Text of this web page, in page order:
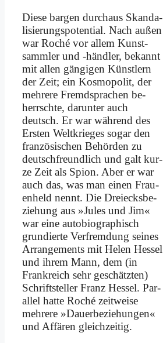
Die­se bar­gen durch­aus Skan­da­
li­sie­rungs­po­ten­ti­al. Nach au­ßen
war Ro­ché vor al­lem Kunst­
samm­ler und ‑händ­ler, be­kannt
mit al­len gän­gi­gen Künst­lern
der Zeit; ein Kos­mo­po­lit, der
meh­re­re Fremd­spra­chen be­
herrsch­te, dar­un­ter auch
deutsch. Er war wäh­rend des
Er­sten Welt­krie­ges so­gar den
fran­zö­si­schen Be­hör­den zu
deutsch­freund­lich und galt kur­
ze Zeit als Spi­on. Aber er war
auch das, was man ei­nen Frau­
en­held nennt. Die Drei­ecks­be­
zie­hung aus »Ju­les und Jim«
war ei­ne au­to­bio­gra­phisch
grun­dier­te Ver­frem­dung sei­nes
Ar­ran­ge­ments mit He­len Hes­sel
und ih­rem Mann, dem (in
Frank­reich sehr ge­schätz­ten)
Schrift­stel­ler Franz Hes­sel. Par­
al­lel hat­te Ro­ché zeit­wei­se
meh­re­re »Dau­er­be­zie­hun­gen«
und Af­fä­ren gleich­zei­tig.